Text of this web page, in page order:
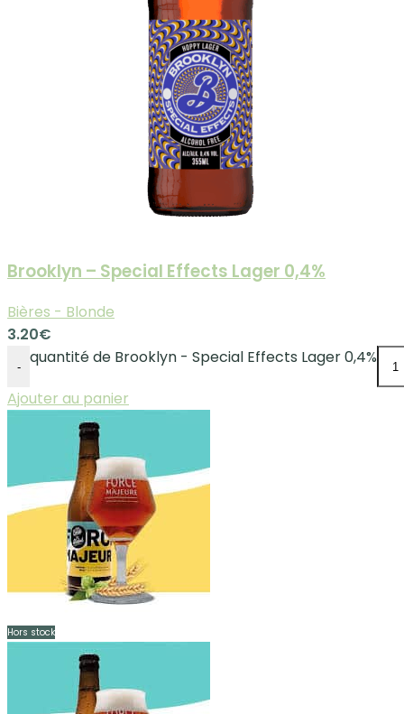
Brooklyn – Special Effects Lager 0,4%
Bières - Blonde
3.20€
-
quantité de Brooklyn - Special Effects Lager 0,4%
Ajouter au panier
Hors stock